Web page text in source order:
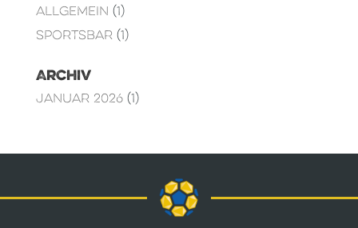
Allgemein (1)
Sportsbar (1)
Archiv
Januar 2026(1)